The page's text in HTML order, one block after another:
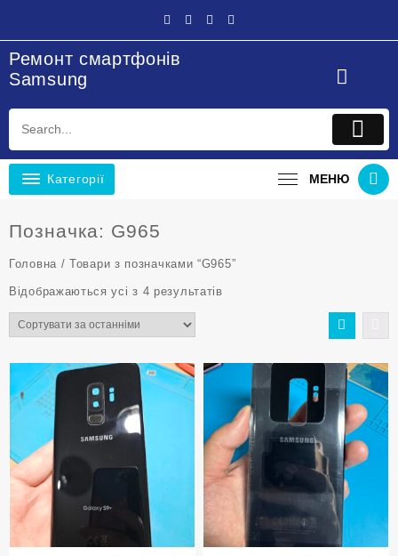
Ремонт смартфонів
Samsung
Категорії МЕНЮ
Позначка: G965
Головна / Товари з позначками “G965”
Відображаються усі з 4 результатівSorted